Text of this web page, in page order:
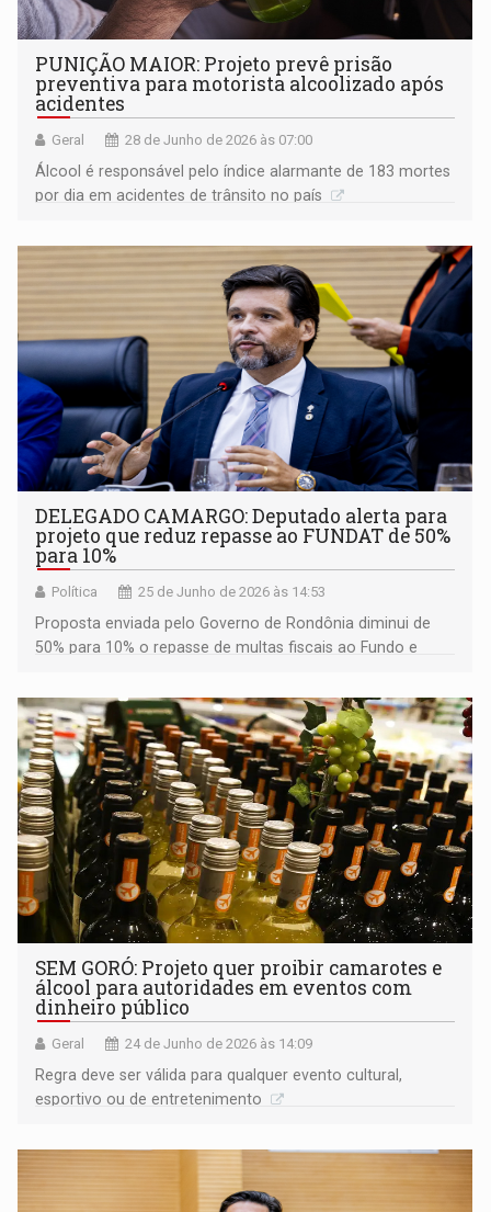
PUNIÇÃO MAIOR: Projeto prevê prisão
preventiva para motorista alcoolizado após
acidentes
Geral 28 de Junho de 2026 às 07:00
Álcool é responsável pelo índice alarmante de 183 mortes
por dia em acidentes de trânsito no país
DELEGADO CAMARGO: Deputado alerta para
projeto que reduz repasse ao FUNDAT de 50%
para 10%
Política 25 de Junho de 2026 às 14:53
Proposta enviada pelo Governo de Rondônia diminui de
50% para 10% o repasse de multas fiscais ao Fundo e
finalidades do Estado
SEM GORÓ: Projeto quer proibir camarotes e
álcool para autoridades em eventos com
dinheiro público
Geral 24 de Junho de 2026 às 14:09
Regra deve ser válida para qualquer evento cultural,
esportivo ou de entretenimento